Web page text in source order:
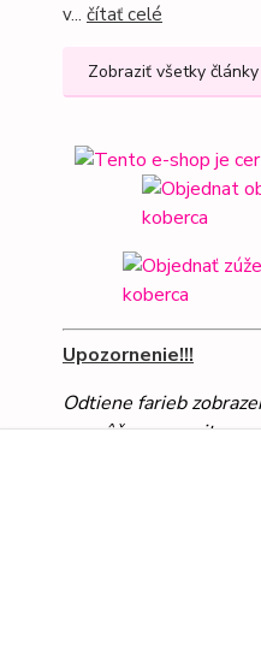
v... čítať celé
Zobraziť všetky články
Upozornenie!!!
Odtiene farieb
sa môžu na monitore